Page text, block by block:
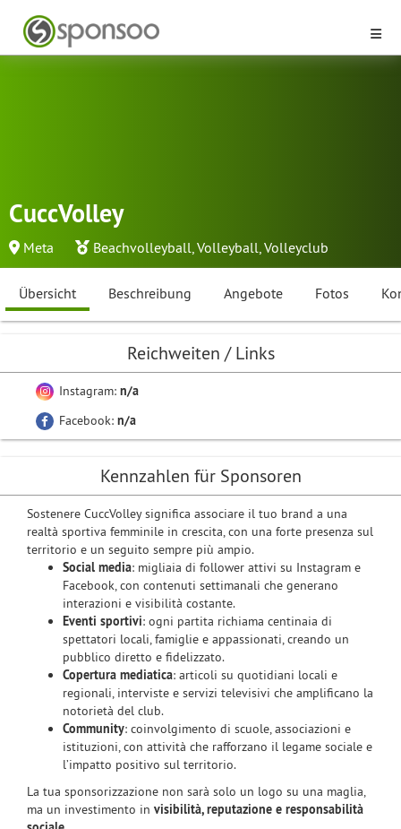
CuccVolley
Meta Beachvolleyball,Volleyball,Volleyclub
Übersicht Beschreibung Angebote Fotos
Reichweiten / Links
Instagram: n/a
Facebook: n/a
Kennzahlen für Sponsoren
Sostenere CuccVolley significa associare il tuo brand a una
realtà sportiva femminile in crescita, con una forte presenza sul
territorio e un seguito sempre più ampio.
Social media: migliaia di follower attivi su Instagram e
Facebook, con contenuti settimanali che generano
interazioni e visibilità costante.
Eventi sportivi: ogni partita richiama centinaia di
spettatori locali, famiglie e appassionati, creando un
pubblico diretto e fidelizzato.
Copertura mediatica: articoli su quotidiani locali e
regionali, interviste e servizi televisivi che amplificano la
notorietà del club.
Community: coinvolgimento di scuole, associazioni e
istituzioni, con attività che rafforzano il legame sociale e
l’impatto positivo sul territorio.
La tua sponsorizzazione non sarà solo un logo su una maglia,
ma un investimento in visibilità, reputazione e responsabilità